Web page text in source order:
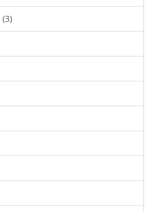
(3)